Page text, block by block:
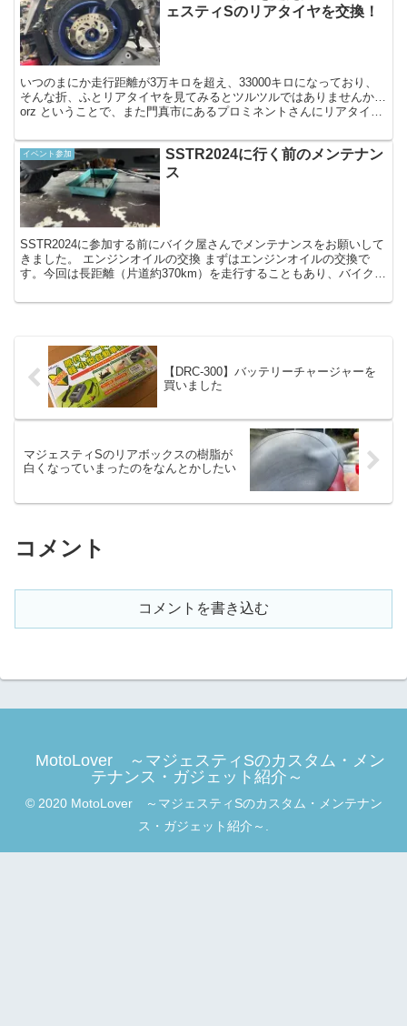
ェスティSのリアタイヤを交換！
いつのまにか走行距離が3万キロを超え、33000キロになっており、
そんな折、ふとリアタイヤを見てみるとツルツルではありませんか…
orz ということで、また門真市にあるプロミネントさんにリアタイヤ
イベント参加
SSTR2024に行く前のメンテナン
ス
SSTR2024に参加する前にバイク屋さんでメンテナンスをお願いして
きました。 エンジンオイルの交換 まずはエンジンオイルの交換で
す。今回は長距離（片道約370km）を走行することもあり、バイクシ
【DRC-300】バッテリーチャージャーを
買いました
マジェスティSのリアボックスの樹脂が
白くなっていまったのをなんとかしたい
コメント
コメントを書き込む
MotoLover ～マジェスティSのカスタム・メン
テナンス・ガジェット紹介～
© 2020 MotoLover ～マジェスティSのカスタム・メンテナン
ス・ガジェット紹介～.